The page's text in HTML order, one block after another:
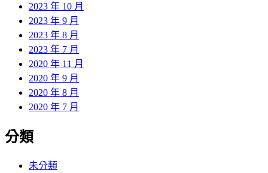
2023 年 10 月
2023 年 9 月
2023 年 8 月
2023 年 7 月
2020 年 11 月
2020 年 9 月
2020 年 8 月
2020 年 7 月
分類
未分類